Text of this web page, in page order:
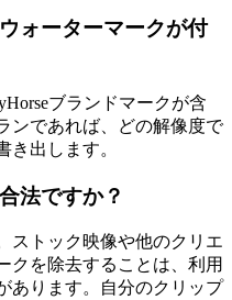
ォーターマークが付
ブランドマークが含
ンであれば、どの解像度で
き出します。
法ですか？
ストック映像や他のクリエ
クを除去することは、利用
あります。自分のクリップ